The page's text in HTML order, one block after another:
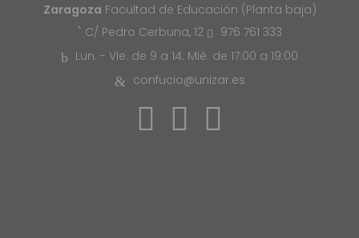
Zaragoza Facultad de Educación (Planta baja)
C/ Pedro Cerbuna, 12
976 761 333
Lun. - Vie. de 9 a 14. Mié. de 17:00 a 19:00
confucio@unizar.es